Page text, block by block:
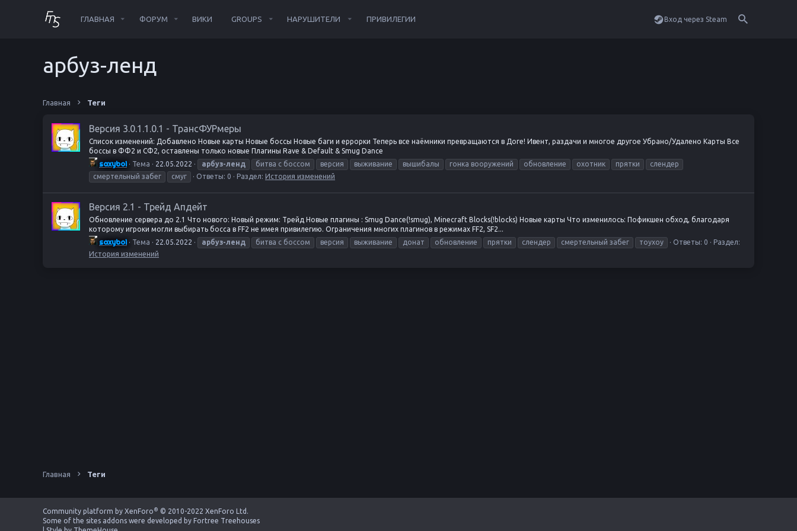
ГЛАВНАЯ ФОРУМ ВИКИ GROUPS НАРУШИТЕЛИ ПРИВИЛЕГИИ Вход через Steam
арбуз-ленд
Главная Теги
Версия 3.0.1.1.0.1 - ТрансФУРмеры
Список изменений: Добавлено Новые карты Новые боссы Новые баги и еррорки Теперь все наёмники превращаются в Доге! Ивент, раздачи и многое другое Убрано/Удалено Карты Все
боссы в ФФ2 и СФ2, оставлены только новые Плагины Rave & Default & Smug Dance
saxyboi Тема 22.05.2022 арбуз-ленд битва с боссом версия выживание вышибалы гонка вооружений обновление охотник прятки
слендер
смертельный забег
смуг Ответы: 0 Раздел: История изменений
Версия 2.1 - Трейд Апдейт
Обновление сервера до 2.1 Что нового: Новый режим: Трейд Новые плагины : Smug Dance(!smug), Minecraft Blocks(!blocks) Новые карты Что изменилось: Пофикшен обход, благодаря
которому игроки могли выбирать босса в FF2 не имея привилегию. Ограничения многих плагинов в режимах FF2, SF2...
saxyboi Тема 22.05.2022 арбуз-ленд битва с боссом версия выживание донат обновление прятки слендер смертельный забег тоухоу Ответы: 0
Раздел:
История изменений
Главная Теги
Community platform by XenForo ® © 2010-2022 XenForo Ltd.
Some of the sites addons were developed by Fortree Treehouses